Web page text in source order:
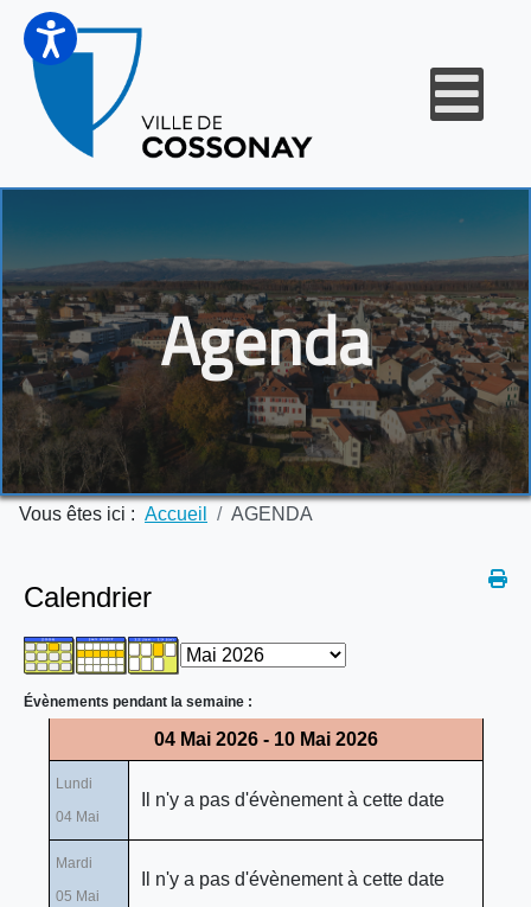
Agenda
Vous êtes ici : Accueil AGENDA
Calendrier
Évènements pendant la semaine :
04 Mai 2026 - 10 Mai 2026
Lundi
04 Mai
Il n'y a pas d'évènement à cette date
Mardi
05 Mai
Il n'y a pas d'évènement à cette date